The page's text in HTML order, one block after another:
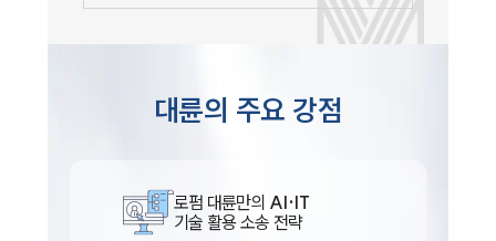
대륜의 주요 강점
로펌 대륜만의 AI·IT
기술 활용 소송 전략